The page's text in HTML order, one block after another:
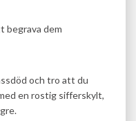
begrava dem
och tro att du
en rostig sifferskylt,